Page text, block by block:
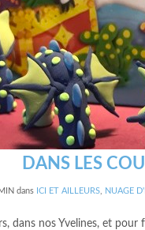
DANS LES
dans ICI ET AILLEURS NUAGE
dans nos Yvelines, et